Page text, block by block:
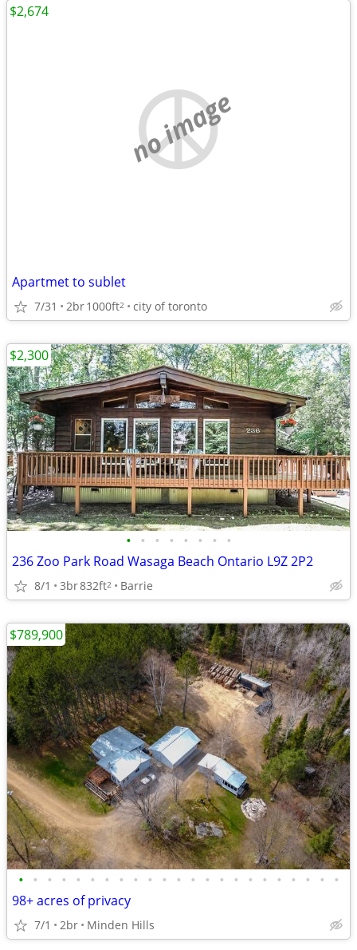
no image
Apartmet to sublet
7/31 2br1000ft2 city of toronto
$2,674
• • • • • • • •
236 Zoo Park Road Wasaga Beach Ontario L9Z 2P2
8/1 3br832ft2 Barrie
$2,300
• • • • • • • • • • • • • • • • • • • • • • •
98+ acres of privacy
7/1 2br Minden Hills
$789,900